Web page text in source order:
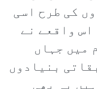
کی طرح اسی
واقعے نے
میں جہاں
بنیادوں